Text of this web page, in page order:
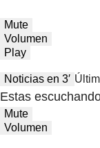
Mute
Volumen
Play
Noticias en 3′
Estas
Mute
Volumen